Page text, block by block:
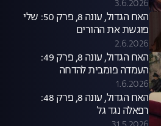
3.6.2026
האח הגדול, עונה 8, פרק 50: שלי
פוגשת את ההורים
2.6.2026
האח הגדול, עונה 8, פרק 49:
העמדה פומבית להדחה
1.6.2026
האח הגדול, עונה 8, פרק 48:
רפאלה נגד גל